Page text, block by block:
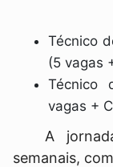
Técnico
(5 vagas
Técnico
vagas +
A
semanais,